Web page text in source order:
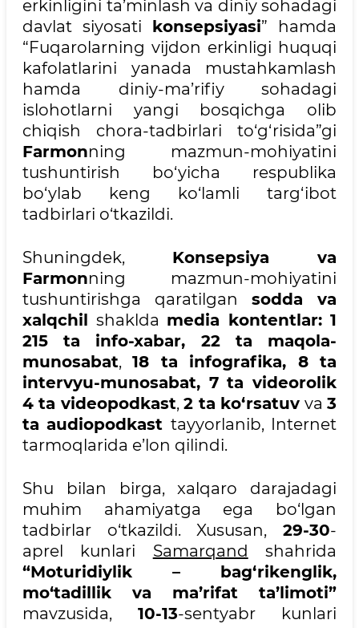
erkinligini ta’minlash va diniy sohadagi
davlat siyosati konsepsiyasi” hamda
“Fuqarolarning vijdon erkinligi huquqi
kafolatlarini yanada mustahkamlash
hamda diniy-ma’rifiy sohadagi
islohotlarni yangi bosqichga olib
chiqish chora-tadbirlari to‘g‘risida”gi
Farmonning mazmun-mohiyatini
tushuntirish bo‘yicha respublika
bo‘ylab keng ko‘lamli targ‘ibot
tadbirlari o‘tkazildi.
Shuningdek, Konsepsiya va
Farmonning mazmun-mohiyatini
tushuntirishga qaratilgan sodda va
xalqchil shaklda media kontentlar: 1
215 ta info-xabar, 22 ta maqola-
munosabat,18 ta infografika, 8 ta
intervyu-munosabat, 7 ta videorolik
4 ta videopodkast,2 ta ko‘rsatuv va3
ta audiopodkast tayyorlanib, Internet
tarmoqlarida e’lon qilindi.
Shu bilan birga, xalqaro darajadagi
muhim ahamiyatga ega bo‘lgan
tadbirlar o‘tkazildi. Xususan, 29-30-
aprel kunlari Samarqand shahrida
“Moturidiylik – bag‘rikenglik,
mo‘tadillik va ma’rifat ta’limoti”
mavzusida, 10-13-sentyabr kunlari